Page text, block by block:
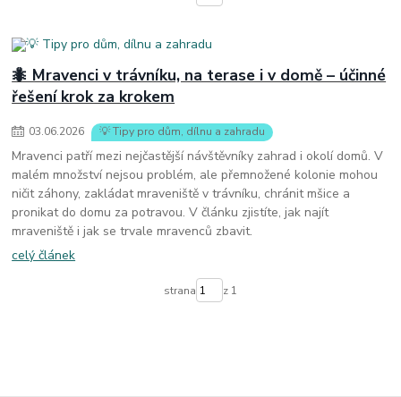
🐜 Mravenci v trávníku, na terase i v domě – účinné
řešení krok za krokem
03.06.2026 💡 Tipy pro dům, dílnu a zahradu
Mravenci patří mezi nejčastější návštěvníky zahrad i okolí domů. V
malém množství nejsou problém, ale přemnožené kolonie mohou
ničit záhony, zakládat mraveniště v trávníku, chránit mšice a
pronikat do domu za potravou. V článku zjistíte, jak najít
mraveniště i jak se trvale mravenců zbavit.
celý článek
strana z 1